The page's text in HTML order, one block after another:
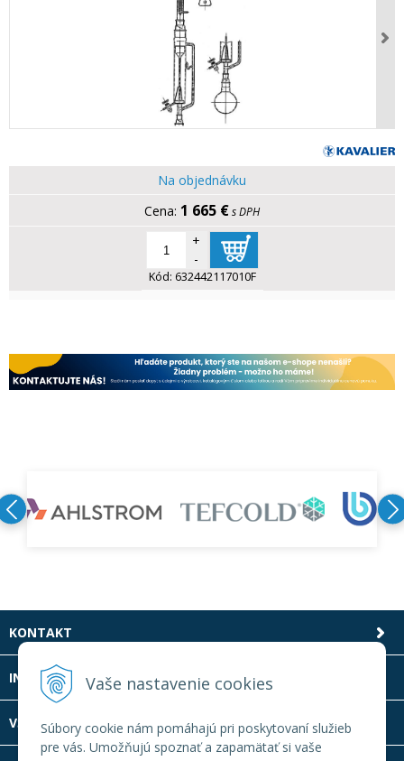
Vaše nastavenie cookies
Súbory cookie nám pomáhajú pri poskytovaní služieb
pre vás. Umožňujú spoznať a zapamätať si vaše
Na objednávku
1 665 €s DPH
+
-
Kód: 632442117010F
KONTAKT
INFOLINKA
VŠETKO O NÁKUPE